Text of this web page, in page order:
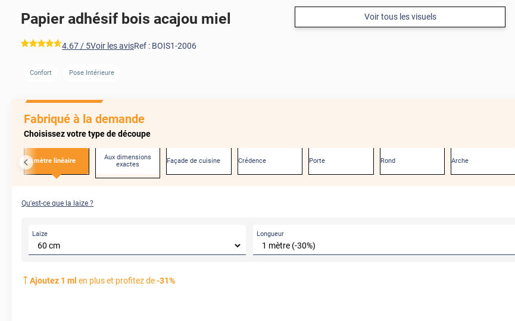
Voir tous les visuels
Papier adhésif bois acajou miel
*****
4.67 / 5Voir les avisRef : BOIS1-2006
Confort Pose Intérieure
Fabriqué à la demande
Choisissez votre type de découpe
Au mètre linéaire
Aux dimensions
exactes
Façade de cuisine Crédence Porte Rond Arche
Qu'est-ce que la laize ?
Laize Longueur
Ajoutez 1 ml en plus et profitez de-31%